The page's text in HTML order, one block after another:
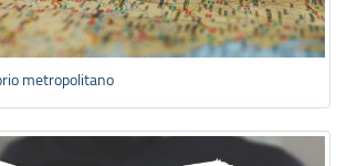
metropolitano